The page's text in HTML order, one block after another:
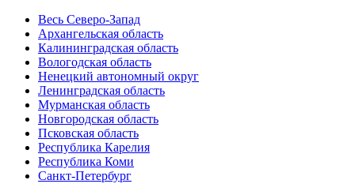
Весь Северо-Запад
Архангельская область
Калининградская область
Вологодская область
Ненецкий автономный округ
Ленинградская область
Мурманская область
Новгородская область
Псковская область
Республика Карелия
Республика Коми
Санкт-Петербург